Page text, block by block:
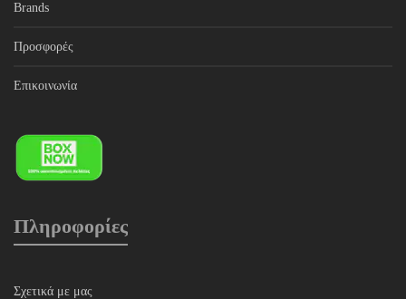
Brands
Προσφορές
Επικοινωνία
Πληροφορίες
Σχετικά με μας